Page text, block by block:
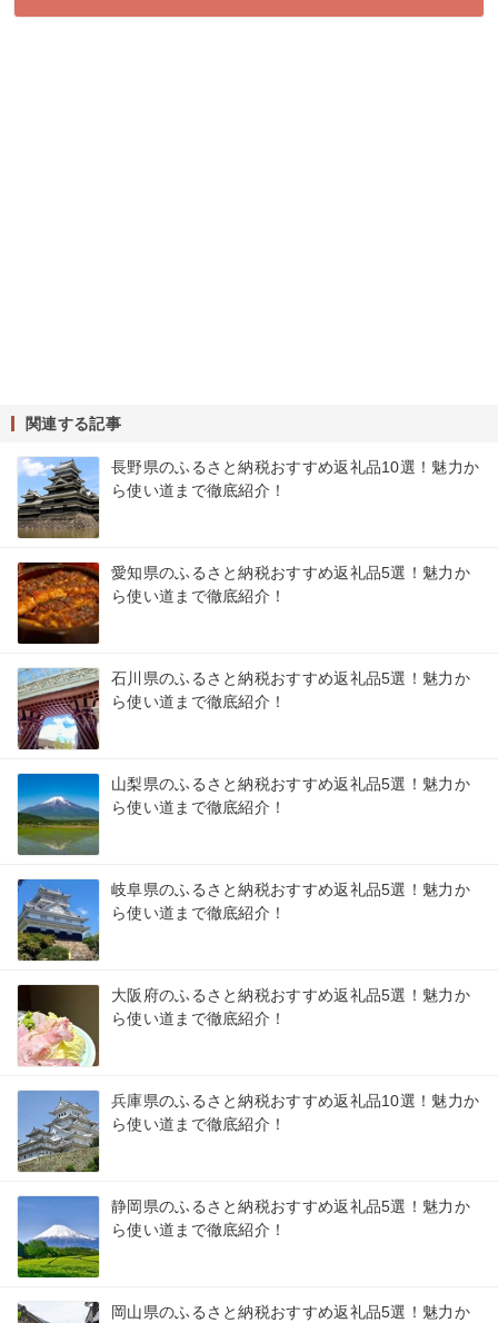
関連する記事
長野県のふるさと納税おすすめ返礼品10選！魅力か
ら使い道まで徹底紹介！
愛知県のふるさと納税おすすめ返礼品5選！魅力か
ら使い道まで徹底紹介！
石川県のふるさと納税おすすめ返礼品5選！魅力か
ら使い道まで徹底紹介！
山梨県のふるさと納税おすすめ返礼品5選！魅力か
ら使い道まで徹底紹介！
岐阜県のふるさと納税おすすめ返礼品5選！魅力か
ら使い道まで徹底紹介！
大阪府のふるさと納税おすすめ返礼品5選！魅力か
ら使い道まで徹底紹介！
兵庫県のふるさと納税おすすめ返礼品10選！魅力か
ら使い道まで徹底紹介！
静岡県のふるさと納税おすすめ返礼品5選！魅力か
ら使い道まで徹底紹介！
岡山県のふるさと納税おすすめ返礼品5選！魅力か